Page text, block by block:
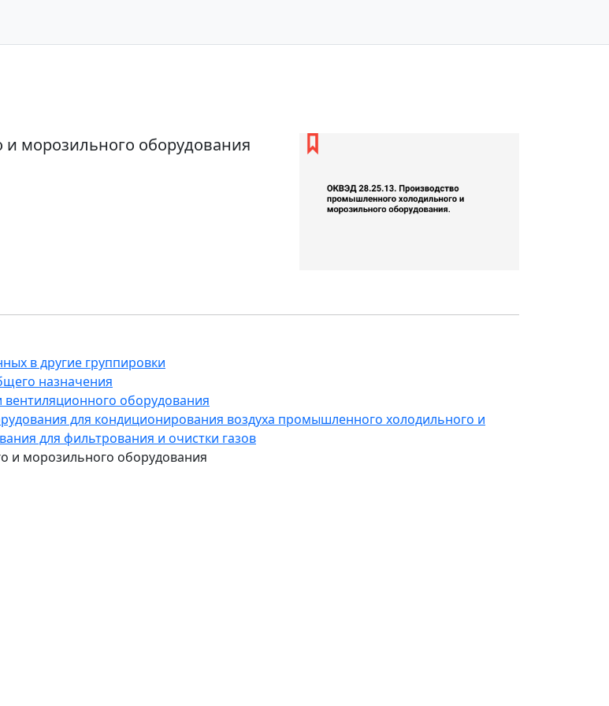
морозильного оборудования
в другие группировки
назначения
оборудования
для кондиционирования воздуха промышленного холодильного и
для фильтрования и очистки газов
и морозильного оборудования